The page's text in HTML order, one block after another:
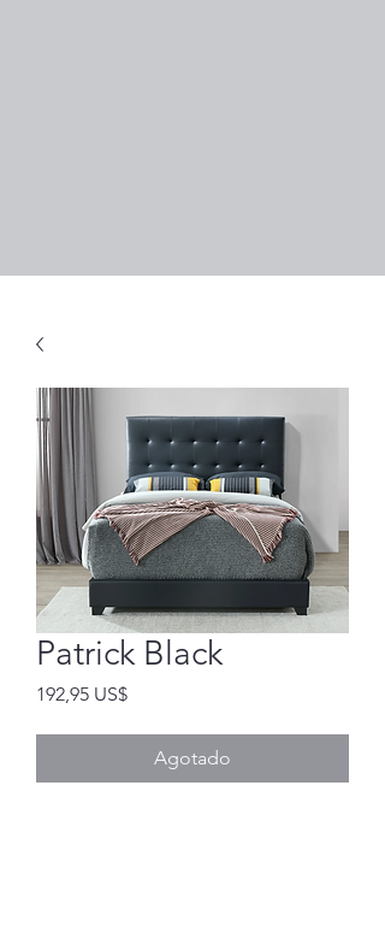
Patrick Black
192,95 US$Precio
Agotado